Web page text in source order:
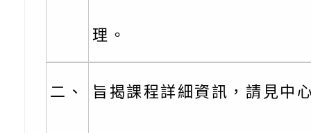
覺暫留創意應用與實
學辦理115年度區域
「學生申訴及再申訴
理。
二、 旨揭課程詳細資訊，請見中